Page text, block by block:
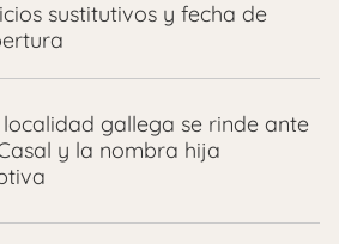
sustitutivos y fecha de
localidad gallega se rinde ante
y la nombra hija